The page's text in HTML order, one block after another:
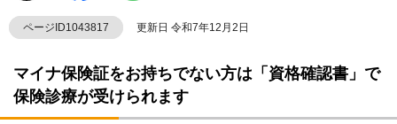
ページID1043817 更新日 令和7年12月2日
マイナ保険証をお持ちでない方は「資格確認書」で
保険診療が受けられます